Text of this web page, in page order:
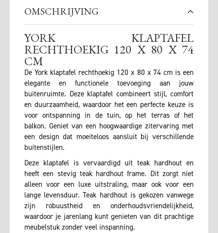
OMSCHRIJVING
YORK KLAPTAFEL
RECHTHOEKIG 120 X 80 X 74
CM
De York klaptafel rechthoekig 120 x 80 x 74 cm is een
elegante en functionele toevoeging aan jouw
buitenruimte. Deze klaptafel combineert stijl, comfort
en duurzaamheid, waardoor het een perfecte keuze is
voor ontspanning in de tuin, op het terras of het
balkon. Geniet van een hoogwaardige zitervaring met
een design dat moeiteloos aansluit bij verschillende
buitenstijlen.
Deze klaptafel is vervaardigd uit teak hardhout en
heeft een stevig teak hardhout frame. Dit zorgt niet
alleen voor een luxe uitstraling, maar ook voor een
lange levensduur. Teak hardhout is gekozen vanwege
zijn robuustheid en onderhoudsvriendelijkheid,
waardoor je jarenlang kunt genieten van dit prachtige
meubelstuk zonder veel inspanning.